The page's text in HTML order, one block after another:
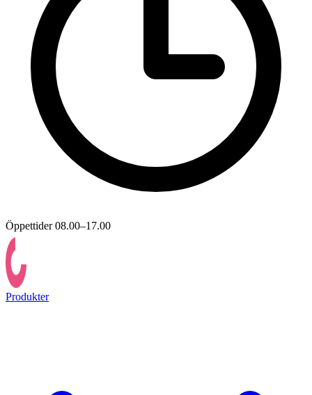
Öppettider 08.00–17.00
Produkter